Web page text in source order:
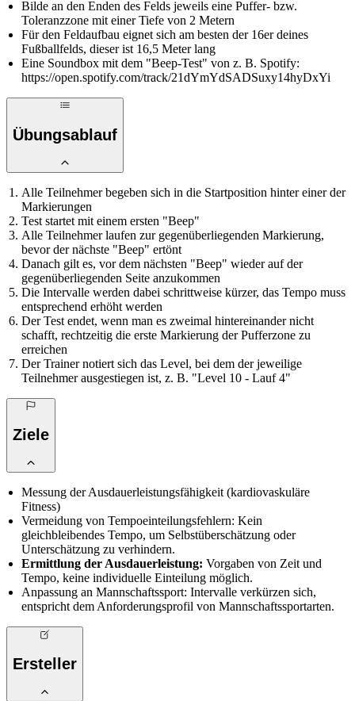
Bilde an den Enden des Felds jeweils eine Puffer- bzw.
Toleranzzone mit einer Tiefe von 2 Metern
Für den Feldaufbau eignet sich am besten der 16er deines
Fußballfelds, dieser ist 16,5 Meter lang
Eine Soundbox mit dem "Beep-Test" von z. B. Spotify:
https://open.spotify.com/track/21dYmYdSADSuxy14hyDxYi
Übungsablauf
Alle Teilnehmer begeben sich in die Startposition hinter einer der
Markierungen
Test startet mit einem ersten "Beep"
Alle Teilnehmer laufen zur gegenüberliegenden Markierung,
bevor der nächste "Beep" ertönt
Danach gilt es, vor dem nächsten "Beep" wieder auf der
gegenüberliegenden Seite anzukommen
Die Intervalle werden dabei schrittweise kürzer, das Tempo muss
entsprechend erhöht werden
Der Test endet, wenn man es zweimal hintereinander nicht
schafft, rechtzeitig die erste Markierung der Pufferzone zu
erreichen
Der Trainer notiert sich das Level, bei dem der jeweilige
Teilnehmer ausgestiegen ist, z. B. "Level 10 - Lauf 4"
Ziele
Messung der Ausdauerleistungsfähigkeit (kardiovaskuläre
Fitness)
Vermeidung von Tempoeinteilungsfehlern: Kein
gleichbleibendes Tempo, um Selbstüberschätzung oder
Unterschätzung zu verhindern.
Ermittlung der Ausdauerleistung:Vorgaben von Zeit und
Tempo, keine individuelle Einteilung möglich.
Anpassung an Mannschaftssport: Intervalle verkürzen sich,
entspricht dem Anforderungsprofil von Mannschaftssportarten.
Ersteller